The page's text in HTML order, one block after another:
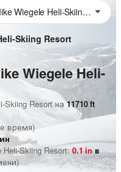
Skiing Resort
Wiegele Heli-
Skiing Resort на 11710ft
время)
Skiing Resort:0.1 inв